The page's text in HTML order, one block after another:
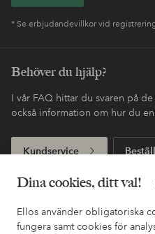
Dina cookies, ditt val!
Ellos använder obligatoriska
fungera samt cookies för
* Se erbjudandevillkor vid
Behöver du hjälp?
I vår FAQ hittar du svaren på
också information om hur du
Kundservice
Mina sidor